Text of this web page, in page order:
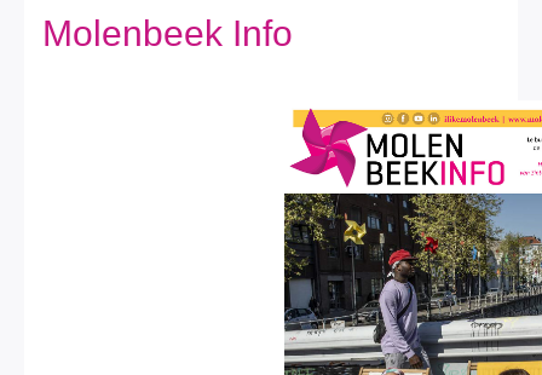
E-loket / Afspraak maken
Molenbeek Info